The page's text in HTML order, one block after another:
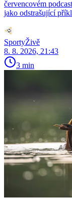
červencovém
jako odstrašující
SportyŽivě
8. 8. 2026, 21:43
3 min